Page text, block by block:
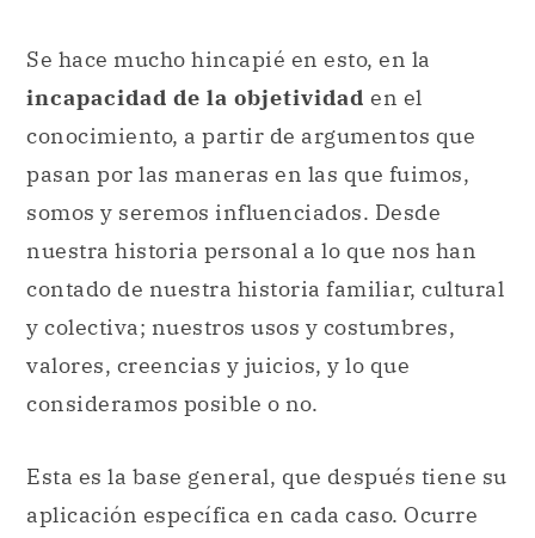
Se hace mucho hincapié en esto, en la
incapacidad de la objetividad en el
conocimiento, a partir de argumentos que
pasan por las maneras en las que fuimos,
somos y seremos influenciados. Desde
nuestra historia personal a lo que nos han
contado de nuestra historia familiar, cultural
y colectiva; nuestros usos y costumbres,
valores, creencias y juicios, y lo que
consideramos posible o no.
Esta es la base general, que después tiene su
aplicación específica en cada caso. Ocurre